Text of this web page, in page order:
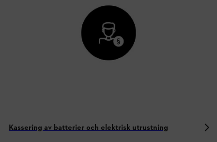
Kassering av batterier och elektrisk utrustning